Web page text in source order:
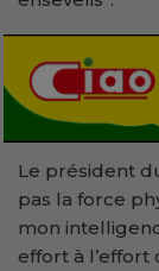
Le président
pas la force
mon
effort à